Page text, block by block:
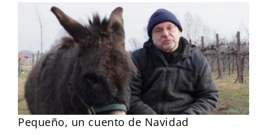
Pequeño, un cuento de Navidad